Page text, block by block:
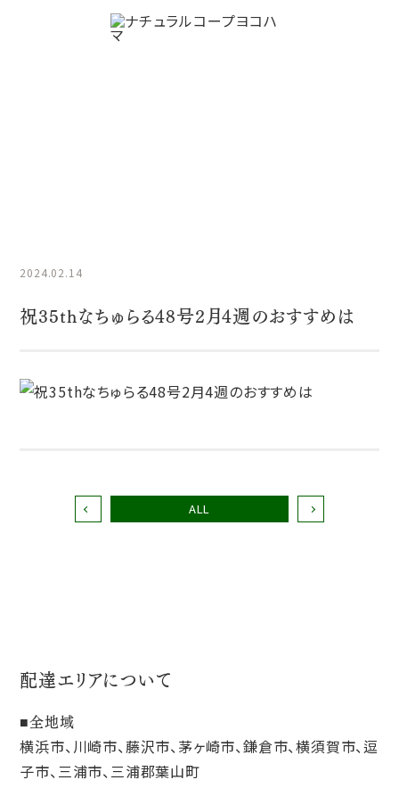
2024.02.14
祝35thなちゅらる48号2月4週のおすすめは
ALL
配達エリアについて
全地域
横浜市、川崎市、藤沢市、茅ヶ崎市、鎌倉市、横須賀市、逗
子市、三浦市、三浦郡葉山町